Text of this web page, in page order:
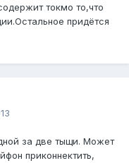
токмо то,что
придётся
за две тыщи. Может
приконнектить,